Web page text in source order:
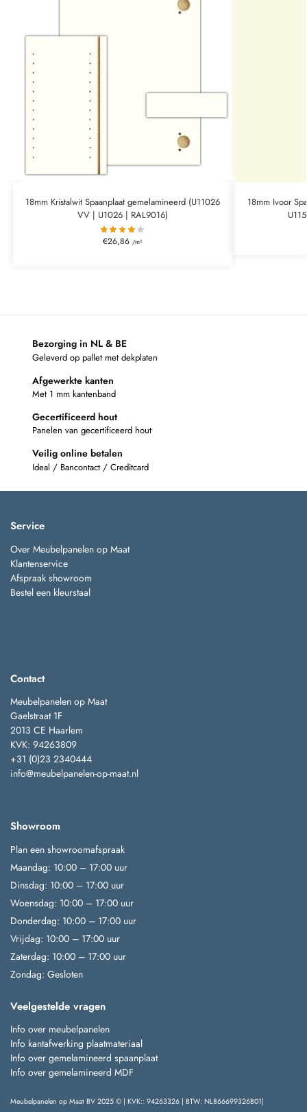
18mm Kristalwit Spaanplaat gemelamineerd (U11026
VV | U1026 | RAL9016)
€26,86 /m²
18mm Ivoor
Bezorging in NL & BE
Geleverd op pallet met dekplaten
Afgewerkte kanten
Met 1 mm kantenband
Gecertificeerd hout
Panelen van gecertificeerd hout
Veilig online betalen
Ideal / Bancontact / Creditcard
Service
Over Meubelpanelen op Maat
Klantenservice
Afspraak showroom
Bestel een kleurstaal
Contact
Meubelpanelen op Maat
Gaelstraat 1F
2013 CE Haarlem
KVK: 94263809
+31 (0)23 2340444
info@meubelpanelen-op-maat.nl
Showroom
Plan een showroomafspraak
Maandag: 10:00 – 17:00 uur
Dinsdag: 10:00 – 17:00 uur
Woensdag: 10:00 – 17:00 uur
Donderdag: 10:00 – 17:00 uur
Vrijdag: 10:00 – 17:00 uur
Zaterdag: 10:00 – 17:00 uur
Zondag: Gesloten
Veelgestelde vragen
Info over meubelpanelen
Info kantafwerking plaatmateriaal
Info over gemelamineerd spaanplaat
Info over gemelamineerd MDF
Meubelpanelen op Maat BV 2025 © | KVK:: 94263326 | BTW: NL866699326B01|